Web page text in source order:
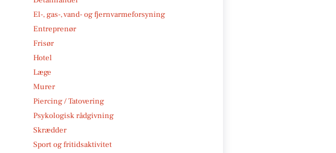
El-, gas-, vand- og fjernvarmeforsyning
Entreprenør
Frisør
Hotel
Læge
Murer
Piercing / Tatovering
Psykologisk rådgivning
Skrædder
Sport og fritidsaktivitet